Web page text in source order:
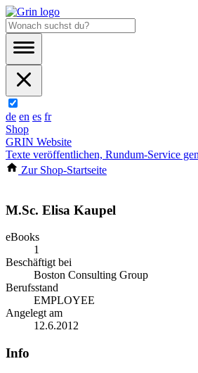
de en es fr
Shop
GRIN Website
Texte veröffentlichen, Rundum-Service
Zur Shop-Startseite
M.Sc. Elisa Kaupel
eBooks
1
Beschäftigt bei
Boston Consulting Group
Berufsstand
EMPLOYEE
Angelegt am
12.6.2012
Info